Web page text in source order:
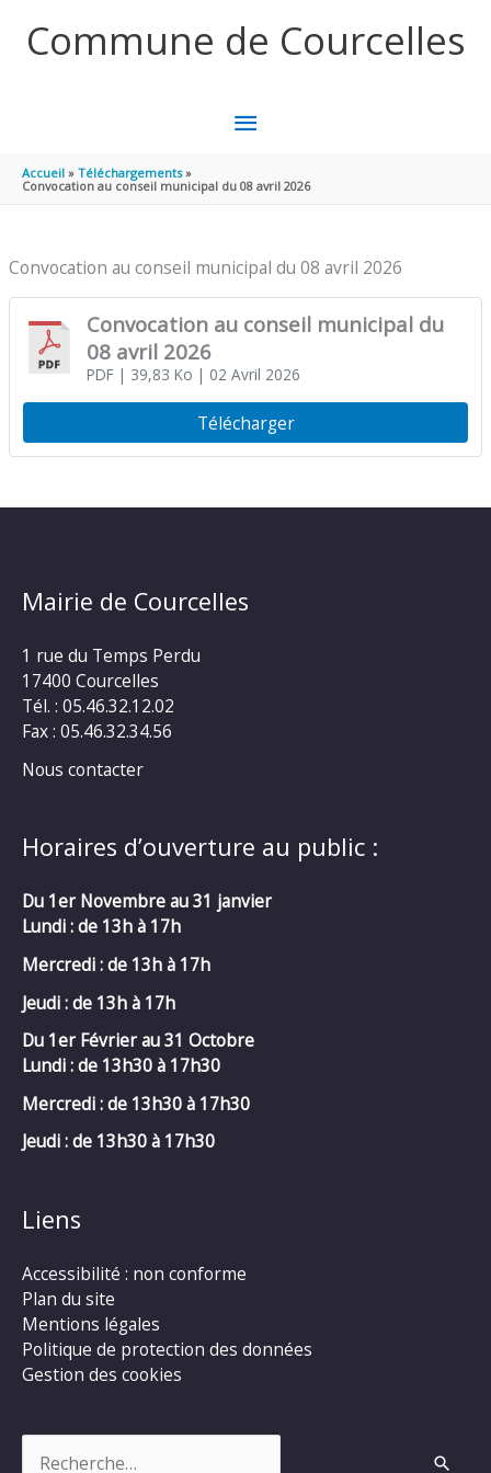
Commune de Courcelles
MENU
PRINCIPAL
Accueil
Téléchargements
Convocation au conseil municipal du 08 avril 2026
Convocation au conseil municipal du 08 avril 2026
Convocation au conseil municipal du
08 avril 2026
PDF| 39,83 Ko | 02 Avril 2026
Télécharger
Mairie de Courcelles
1 rue du Temps Perdu
17400 Courcelles
Tél. : 05.46.32.12.02
Fax : 05.46.32.34.56
Nous contacter
Horaires d’ouverture au public :
Du 1er Novembre au 31 janvier
Lundi : de 13h à 17h
Mercredi :de 13h à 17h
Jeudi : de 13h à 17h
Du 1er Février au 31 Octobre
Lundi : de 13h30 à 17h30
Mercredi :de 13h30 à 17h30
Jeudi : de 13h30 à 17h30
Liens
Accessibilité : non conforme
Plan du site
Mentions légales
Politique de protection des données
Gestion des cookies